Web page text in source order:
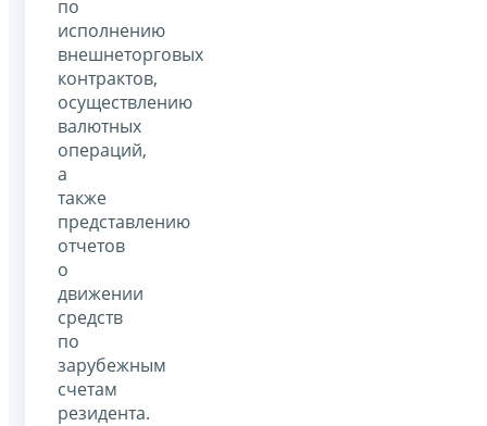
по
исполнению
внешнеторговых
контрактов,
осуществлению
валютных
операций,
а
также
представлению
отчетов
о
движении
средств
по
зарубежным
счетам
резидента.